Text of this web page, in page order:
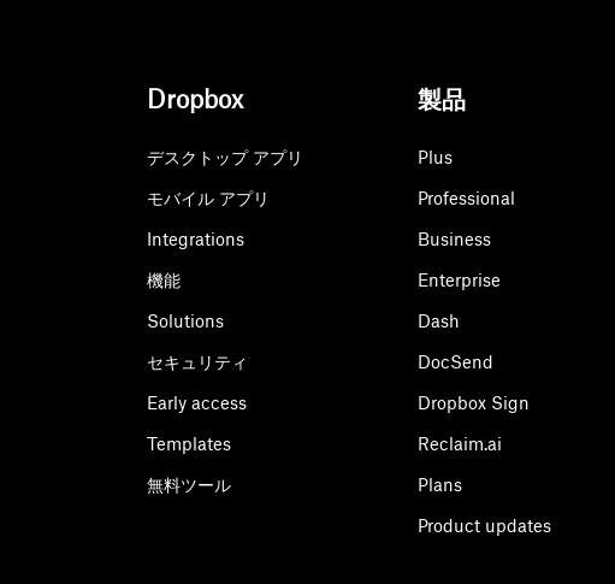
Dropbox
デスクトップ アプリ
モバイル アプリ
Integrations
機能
Solutions
セキュリティ
Early access
Templates
無料ツール
製品
Plus
Professional
Business
Enterprise
Dash
DocSend
Dropbox Sign
Reclaim.ai
Plans
Product updates